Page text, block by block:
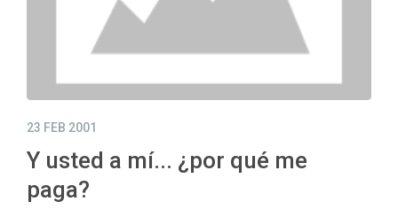
23 FEB 2001
Y usted a mí... ¿por qué me
paga?